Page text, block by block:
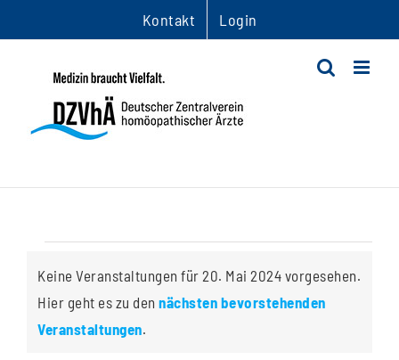
Inhalt
Kontakt Login
Veranstaltungen
für
Hinweis
Keine Veranstaltungen für 20. Mai 2024 vorgesehen.
Hier geht es zu den nächsten bevorstehenden
Veranstaltungen.